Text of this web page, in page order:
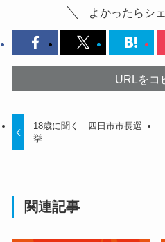
よかったらシ
URLをコ
18歳に聞く 四日市市長選
挙
関連記事